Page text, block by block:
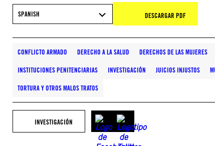
SPANISH DESCARGAR PDF
CONFLICTO ARMADO DERECHO A LA SALUD DERECHOS DE LAS MUJERES
INSTITUCIONES PENITENCIARIAS INVESTIGACIÓN JUICIOS INJUSTOS
TORTURA Y OTROS MALOS TRATOS
INVESTIGACIÓN